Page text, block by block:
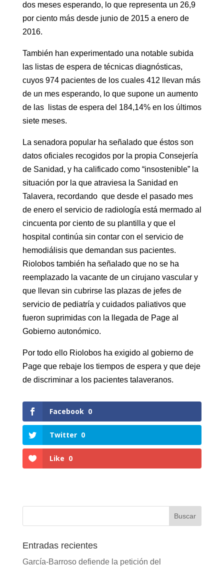
dos meses esperando, lo que representa un 26,9
por ciento más desde junio de 2015 a enero de
2016.
También han experimentado una notable subida
las listas de espera de técnicas diagnósticas,
cuyos 974 pacientes de los cuales 412 llevan más
de un mes esperando, lo que supone un aumento
de las listas de espera del 184,14% en los últimos
siete meses.
La senadora popular ha señalado que éstos son
datos oficiales recogidos por la propia Consejería
de Sanidad, y ha calificado como “insostenible” la
situación por la que atraviesa la Sanidad en
Talavera, recordando que desde el pasado mes
de enero el servicio de radiología está mermado al
cincuenta por ciento de su plantilla y que el
hospital continúa sin contar con el servicio de
hemodiálisis que demandan sus pacientes.
Riolobos también ha señalado que no se ha
reemplazado la vacante de un cirujano vascular y
que llevan sin cubrirse las plazas de jefes de
servicio de pediatría y cuidados paliativos que
fueron suprimidas con la llegada de Page al
Gobierno autonómico.
Por todo ello Riolobos ha exigido al gobierno de
Page que rebaje los tiempos de espera y que deje
de discriminar a los pacientes talaveranos.
Facebook 0
Twitter 0
Like 0
Entradas recientes
García-Barroso defiende la petición del